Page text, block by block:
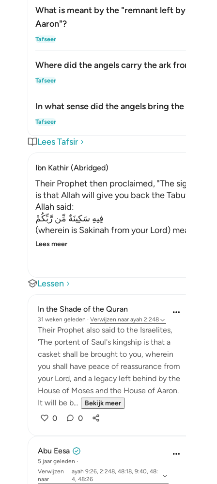
What is meant by the "remnant left by the
Aaron"?
Tafseer
Where did the angels carry the ark from?
Tafseer
In what sense did the angels bring the ark?
Tafseer
Lees Tafsir
Ibn Kathir (Abridged)
Their Prophet then proclaimed, "The sign of
is that Allah will give you back the Tabut
Allah said:
فِيهِ سَكِينَةٌ مِّن رَّبِّكُمْ
(wherein is Sakinah from your Lord) meaning,
Lees meer
Lessen
In the Shade of the Quran
31 weken geleden · Verwijzen naar ayah 2:248
Their Prophet also said to the Israelites,
'The portent of Saul's kingship is that a
casket shall be brought to you, wherein
you shall have peace of reassurance from
your Lord, and a legacy left behind by the
House of Moses and the House of Aaron.
It will be b...
Bekijk meer
0 0
Abu Eesa
5 jaar geleden ·
Verwijzen
naar
ayah 9:26, 2:248, 48:18, 9:40, 48:
4, 48:26